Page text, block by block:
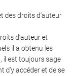
des droits d’auteur
d’auteur et
il a obtenu les
il est toujours sage
d’y accéder et de se